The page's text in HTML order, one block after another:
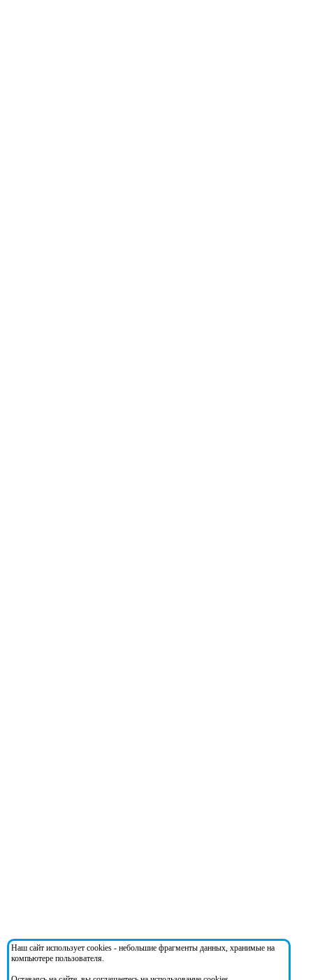
Наш сайт использует cookies - небольшие фрагменты данных, хранимые на
компьютере пользователя.